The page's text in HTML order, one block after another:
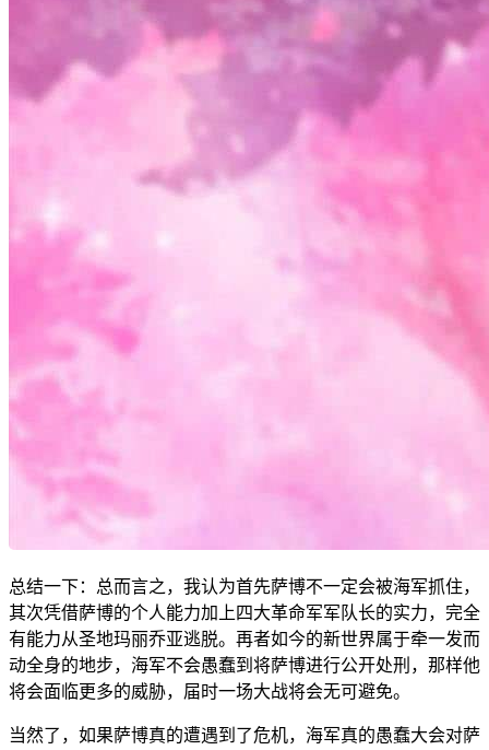
总结一下：总而言之，我认为首先萨博不一定会被海军抓住，
其次凭借萨博的个人能力加上四大革命军军队长的实力，完全
有能力从圣地玛丽乔亚逃脱。再者如今的新世界属于牵一发而
动全身的地步，海军不会愚蠢到将萨博进行公开处刑，那样他
将会面临更多的威胁，届时一场大战将会无可避免。
当然了，如果萨博真的遭遇到了危机，海军真的愚蠢大会对萨